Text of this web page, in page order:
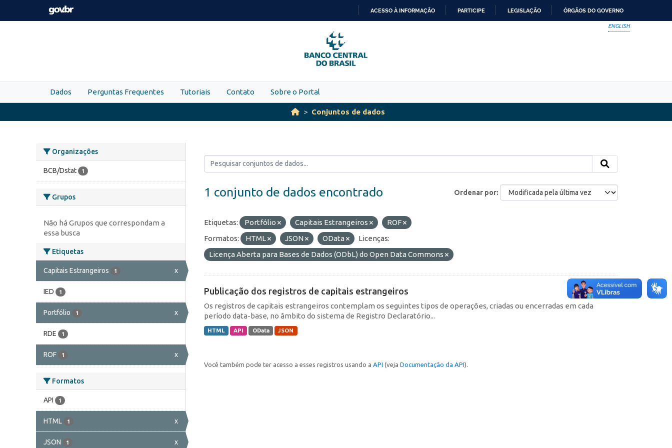
Skip to main content
PARA
O
CONTEÚDO
ACESSO À INFORMAÇÃO PARTICIPE LEGISLAÇÃO ÓRGÃOS DO GOVERNO
ENGLISH
Dados Perguntas Frequentes Tutoriais Contato Sobre o Portal
Conjuntos de dados
Organizações
BCB/Dstat 1
Grupos
Não há Grupos que correspondam a
essa busca
Etiquetas
Capitais Estrangeiros 1 x
IED 1
Portfólio 1 x
RDE 1
ROF 1 x
Formatos
API 1
HTML 1 x
JSON 1 x
Ordenar por
1 conjunto de dados encontrado
Etiquetas: Portfólio Capitais Estrangeiros
ROF
Formatos:
HTML JSON OData
Licenças:
Licença Aberta para Bases de Dados (ODbL) do Open Data Commons
Publicação dos registros de capitais estrangeiros
Os registros de capitais estrangeiros contemplam os seguintes tipos de operações, criadas ou encerradas em cada
período data-base, no âmbito do sistema de Registro Declaratório...
HTML API OData JSON
Você também pode ter acesso a esses registros usando a API (veja Documentação da API).